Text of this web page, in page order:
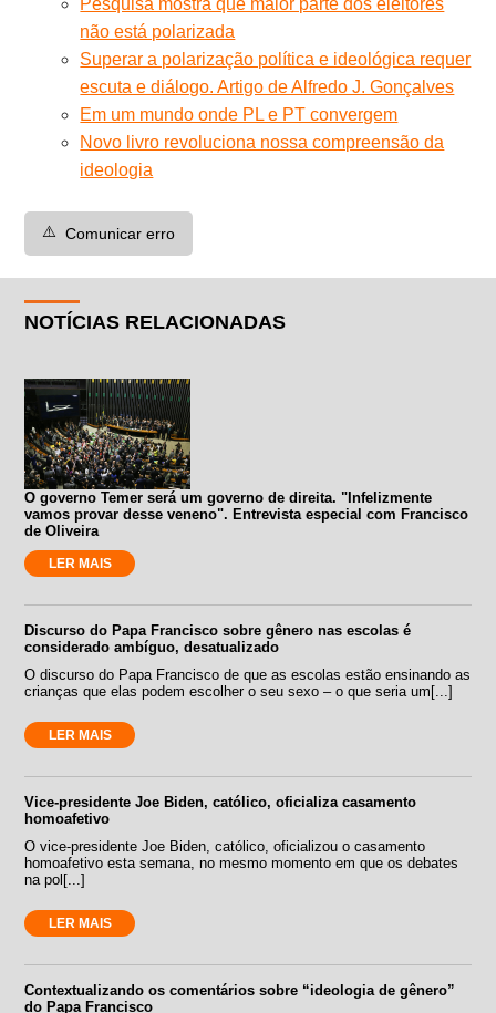
não está polarizada
Superar a polarização política e ideológica requer
escuta e diálogo. Artigo de Alfredo J. Gonçalves
Em um mundo onde PL e PT convergem
Novo livro revoluciona nossa compreensão da
ideologia
⚠️ Comunicar erro
NOTÍCIAS RELACIONADAS
O governo Temer será um governo de direita. "Infelizmente
vamos provar desse veneno". Entrevista especial com Francisco
de Oliveira
LER MAIS
Discurso do Papa Francisco sobre gênero nas escolas é
considerado ambíguo, desatualizado
O discurso do Papa Francisco de que as escolas estão ensinando as
crianças que elas podem escolher o seu sexo – o que seria um[...]
LER MAIS
Vice-presidente Joe Biden, católico, oficializa casamento
homoafetivo
O vice-presidente Joe Biden, católico, oficializou o casamento
homoafetivo esta semana, no mesmo momento em que os debates
na pol[...]
LER MAIS
Contextualizando os comentários sobre “ideologia de gênero”
do Papa Francisco